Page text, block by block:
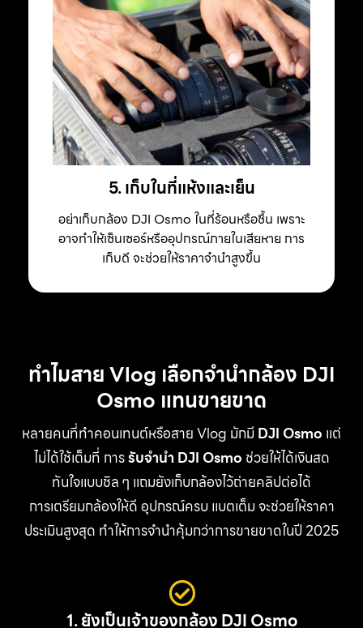
5. เก็บในที่แห้งและเย็น
อย่าเก็บกล้อง DJI Osmo ในที่ร้อนหรือชื้น เพราะ
อาจทำให้เซ็นเซอร์หรืออุปกรณ์ภายในเสียหาย การ
เก็บดี จะช่วยให้ราคาจำนำสูงขึ้น
ทำไมสาย Vlog เลือกจำนำกล้อง DJI
Osmo แทนขายขาด
หลายคนที่ทำคอนเทนต์หรือสาย Vlog มักมีDJI Osmo แต่
ไม่ได้ใช้เต็มที่ การรับจำนำ DJI Osmo ช่วยให้ได้เงินสด
ทันใจแบบชิล ๆ แถมยังเก็บกล้องไว้ถ่ายคลิปต่อได้
การเตรียมกล้องให้ดี อุปกรณ์ครบ แบตเต็ม จะช่วยให้ราคา
ประเมินสูงสุด ทำให้การจำนำคุ้มกว่าการขายขาดในปี 2025
1. ยังเป็นเจ้าของกล้อง DJI Osmo